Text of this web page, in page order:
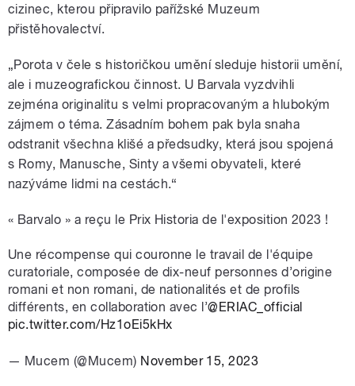
cizinec, kterou připravilo pařížské Muzeum
přistěhovalectví.
„Porota v čele s historičkou umění sleduje historii umění,
ale i muzeografickou činnost. U Barvala vyzdvihli
zejména originalitu s velmi propracovaným a hlubokým
zájmem o téma. Zásadním bohem pak byla snaha
odstranit všechna klišé a předsudky, která jsou spojená
s Romy, Manusche, Sinty a všemi obyvateli, které
nazýváme lidmi na cestách.“
« Barvalo » a reçu le Prix Historia de l'exposition 2023 !
Une récompense qui couronne le travail de l'équipe
curatoriale, composée de dix-neuf personnes d’origine
romani et non romani, de nationalités et de profils
différents, en collaboration avec l’@ERIAC_official
pic.twitter.com/Hz1oEi5kHx
— Mucem (@Mucem) November 15, 2023